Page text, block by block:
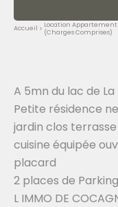
Accueil
Location Appartement
(Charges Comprises)
A 5mn du lac de La
Petite résidence
jardin clos terrasse
cuisine équipée
placard
2 places de Parking
L IMMO DE